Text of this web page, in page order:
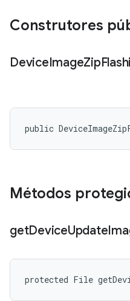
Construtores
DeviceImageZip
public
Métodos
getDeviceUpdate
protected File